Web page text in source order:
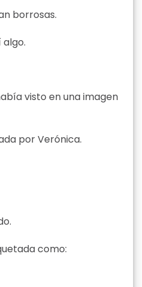
borrosas.
visto en una imagen
por Verónica.
como: